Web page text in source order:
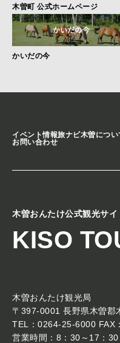
木曽町 公式ホームページ
かいだの今
イベント情報旅ナビ木曽につい
お問い合わせ
木曽おんたけ公式観光サイ
KISO
木曽おんたけ観光局
〒397-0001 長野県木曽郡
TEL：0264-25-6000 FAX
営業時間：8：30～17：30